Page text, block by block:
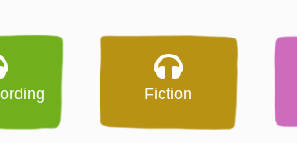
Fiction